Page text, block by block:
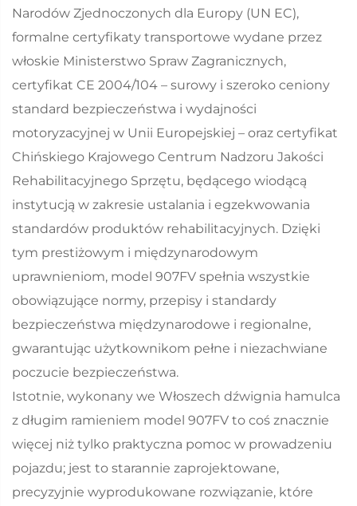
Narodów Zjednoczonych dla Europy (UN EC),
formalne certyfikaty transportowe wydane przez
włoskie Ministerstwo Spraw Zagranicznych,
certyfikat CE 2004/104 – surowy i szeroko ceniony
standard bezpieczeństwa i wydajności
motoryzacyjnej w Unii Europejskiej – oraz certyfikat
Chińskiego Krajowego Centrum Nadzoru Jakości
Rehabilitacyjnego Sprzętu, będącego wiodącą
instytucją w zakresie ustalania i egzekwowania
standardów produktów rehabilitacyjnych. Dzięki
tym prestiżowym i międzynarodowym
uprawnieniom, model 907FV spełnia wszystkie
obowiązujące normy, przepisy i standardy
bezpieczeństwa międzynarodowe i regionalne,
gwarantując użytkownikom pełne i niezachwiane
poczucie bezpieczeństwa.
Istotnie, wykonany we Włoszech dźwignia hamulca
z długim ramieniem model 907FV to coś znacznie
więcej niż tylko praktyczna pomoc w prowadzeniu
pojazdu; jest to starannie zaprojektowane,
precyzyjnie wyprodukowane rozwiązanie, które